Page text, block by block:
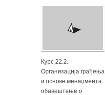
Курс 22.2. –
Организација грађења
и основе менаџмента:
обавештење о